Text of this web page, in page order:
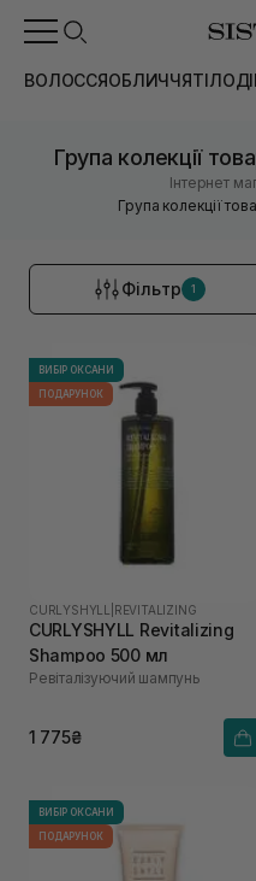
ВОЛОССЯОБЛИЧЧЯТІЛО
Група колекції
Інтернет
Група колекції
Фільтр 1
ВИБІР ОКСАНИ
ПОДАРУНОК
CURLYSHYLL REVITALIZING
CURLYSHYLL Revitalizing
Shampoo 500 мл
Ревіталізуючий шампунь
1 775₴
ВИБІР ОКСАНИ
ПОДАРУНОК